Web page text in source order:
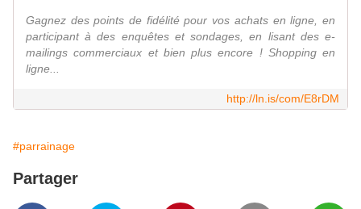
Gagnez des points de fidélité pour vos achats en ligne, en
participant à des enquêtes et sondages, en lisant des e-
mailings commerciaux et bien plus encore ! Shopping en
ligne...
http://ln.is/com/E8rDM
#parrainage
Partager